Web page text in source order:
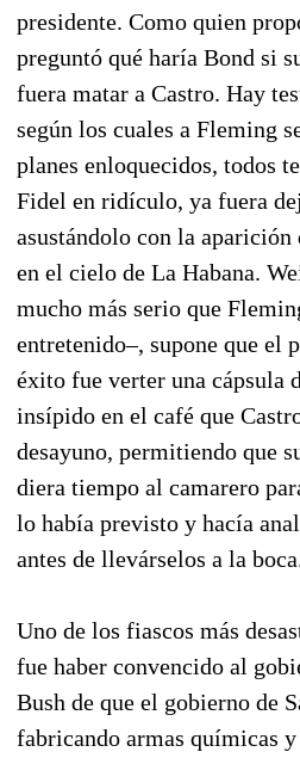
presidente. Como quien
preguntó qué haría Bond si
fuera matar a Castro. Hay
según los cuales a Fleming
planes enloquecidos, todos
Fidel en ridículo, ya fuera
asustándolo con la
en el cielo de La Habana.
mucho más serio que
entretenido–, supone que el
éxito fue verter una cápsula
insípido en el café que
desayuno, permitiendo que
diera tiempo al camarero
lo había previsto y hacía
antes de llevárselos a la
Uno de los fiascos más
fue haber convencido al
Bush de que el gobierno de
fabricando armas químicas y